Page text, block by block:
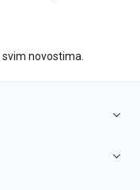
novostima.